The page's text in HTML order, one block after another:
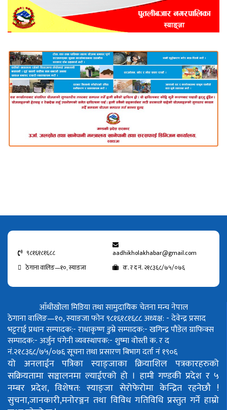
९८१६१८१६८८
aadhikholakhabar@gmail.com
ठेगाना वालिङ—१०, स्याङजा
क. र द नं. २१८३६८/७५/०७६
आँधीखोला मिडिया तथा सामुदायिक चेतना मन्च नेपाल
ठेगाना वालिङ—१०, स्याङजा फोन ९८१६१८१६८८अध्यक्ष: - देवेन्द्र प्रसाद
भट्टराईप्रधान सम्पादक:- राधाकृष्ण डुम्रेसम्पादक:- खगिन्द्र पौडेलग्राफिक्स
सम्पादक:- अर्जुन पंगेनीव्यवस्थापक:- शुष्मा वोस्तीक. र द
नं.२१८३६८/७५/०७६सूचना तथा प्रसारण बिभाग दर्ता नं १९०६
यो अनलाईन पत्रिका स्याङ्जाका क्रियाशिल पत्रकारहरुको
सक्रियतामा सञ्चालनमा ल्याईएको हो । हामी गण्डकी प्रदेश र ५
नम्बर प्रदेश, विशेषत: स्याङ्जा सेरोफेरोमा केन्द्रित रहनेछौ !
सुचना,जानकारी,मनोरञ्जन तथा विविध गतिविधि प्रस्तुत गर्ने हाम्रो